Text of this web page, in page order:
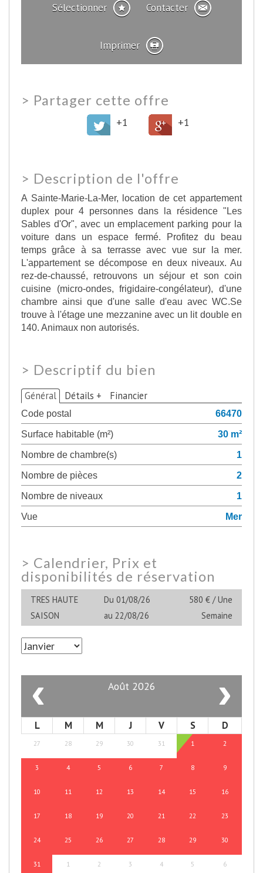
Sélectionner Contacter
Imprimer
> Partager cette offre
+1 +1
> Description de l'offre
A Sainte-Marie-La-Mer, location de cet appartement
duplex pour 4 personnes dans la résidence "Les
Sables d'Or", avec un emplacement parking pour la
voiture dans un espace fermé. Profitez du beau
temps grâce à sa terrasse avec vue sur la mer.
L'appartement se décompose en deux niveaux. Au
rez-de-chaussé, retrouvons un séjour et son coin
cuisine (micro-ondes, frigidaire-congélateur), d'une
chambre ainsi que d'une salle d'eau avec WC.Se
trouve à l'étage une mezzanine avec un lit double en
140. Animaux non autorisés.
> Descriptif du bien
Général Détails + Financier
Code postal
66470
Surface habitable (m²)
30 m²
Nombre de chambre(s)
1
Nombre de pièces
2
Nombre de niveaux
1
Vue
Mer
> Calendrier, Prix et
disponibilités de réservation
TRES HAUTE
SAISON
Du 01/08/26
au 22/08/26
580 € / Une
Semaine
‹ Août 2026 ›
L M M J V S D
27 28 29 30 31 1 2
3 4 5 6 7 8 9
10 11 12 13 14 15 16
17 18 19 20 21 22 23
24 25 26 27 28 29 30
31 1 2 3 4 5 6